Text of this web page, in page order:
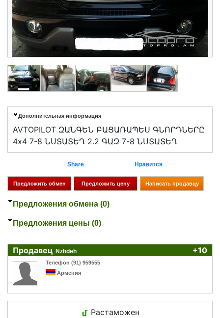
Дополнительная информация
AVTOPILOT ԶԱՆԳԵՆ ԲԱՑԱՌԱՊԵՍ ԳՆՈՐԴՆԵՐԸ
4x4 7-8 ՆՍՏԱՏԵՂ 2.2 ԳԱԶ 7-8 ՆՍՏԱՏԵՂ
Share Нравится
Предложения обмена (0)
Предложения цены (0)
Продавец Nzhdeh +10
Телефон (91) 959555
Армения
Растаможен